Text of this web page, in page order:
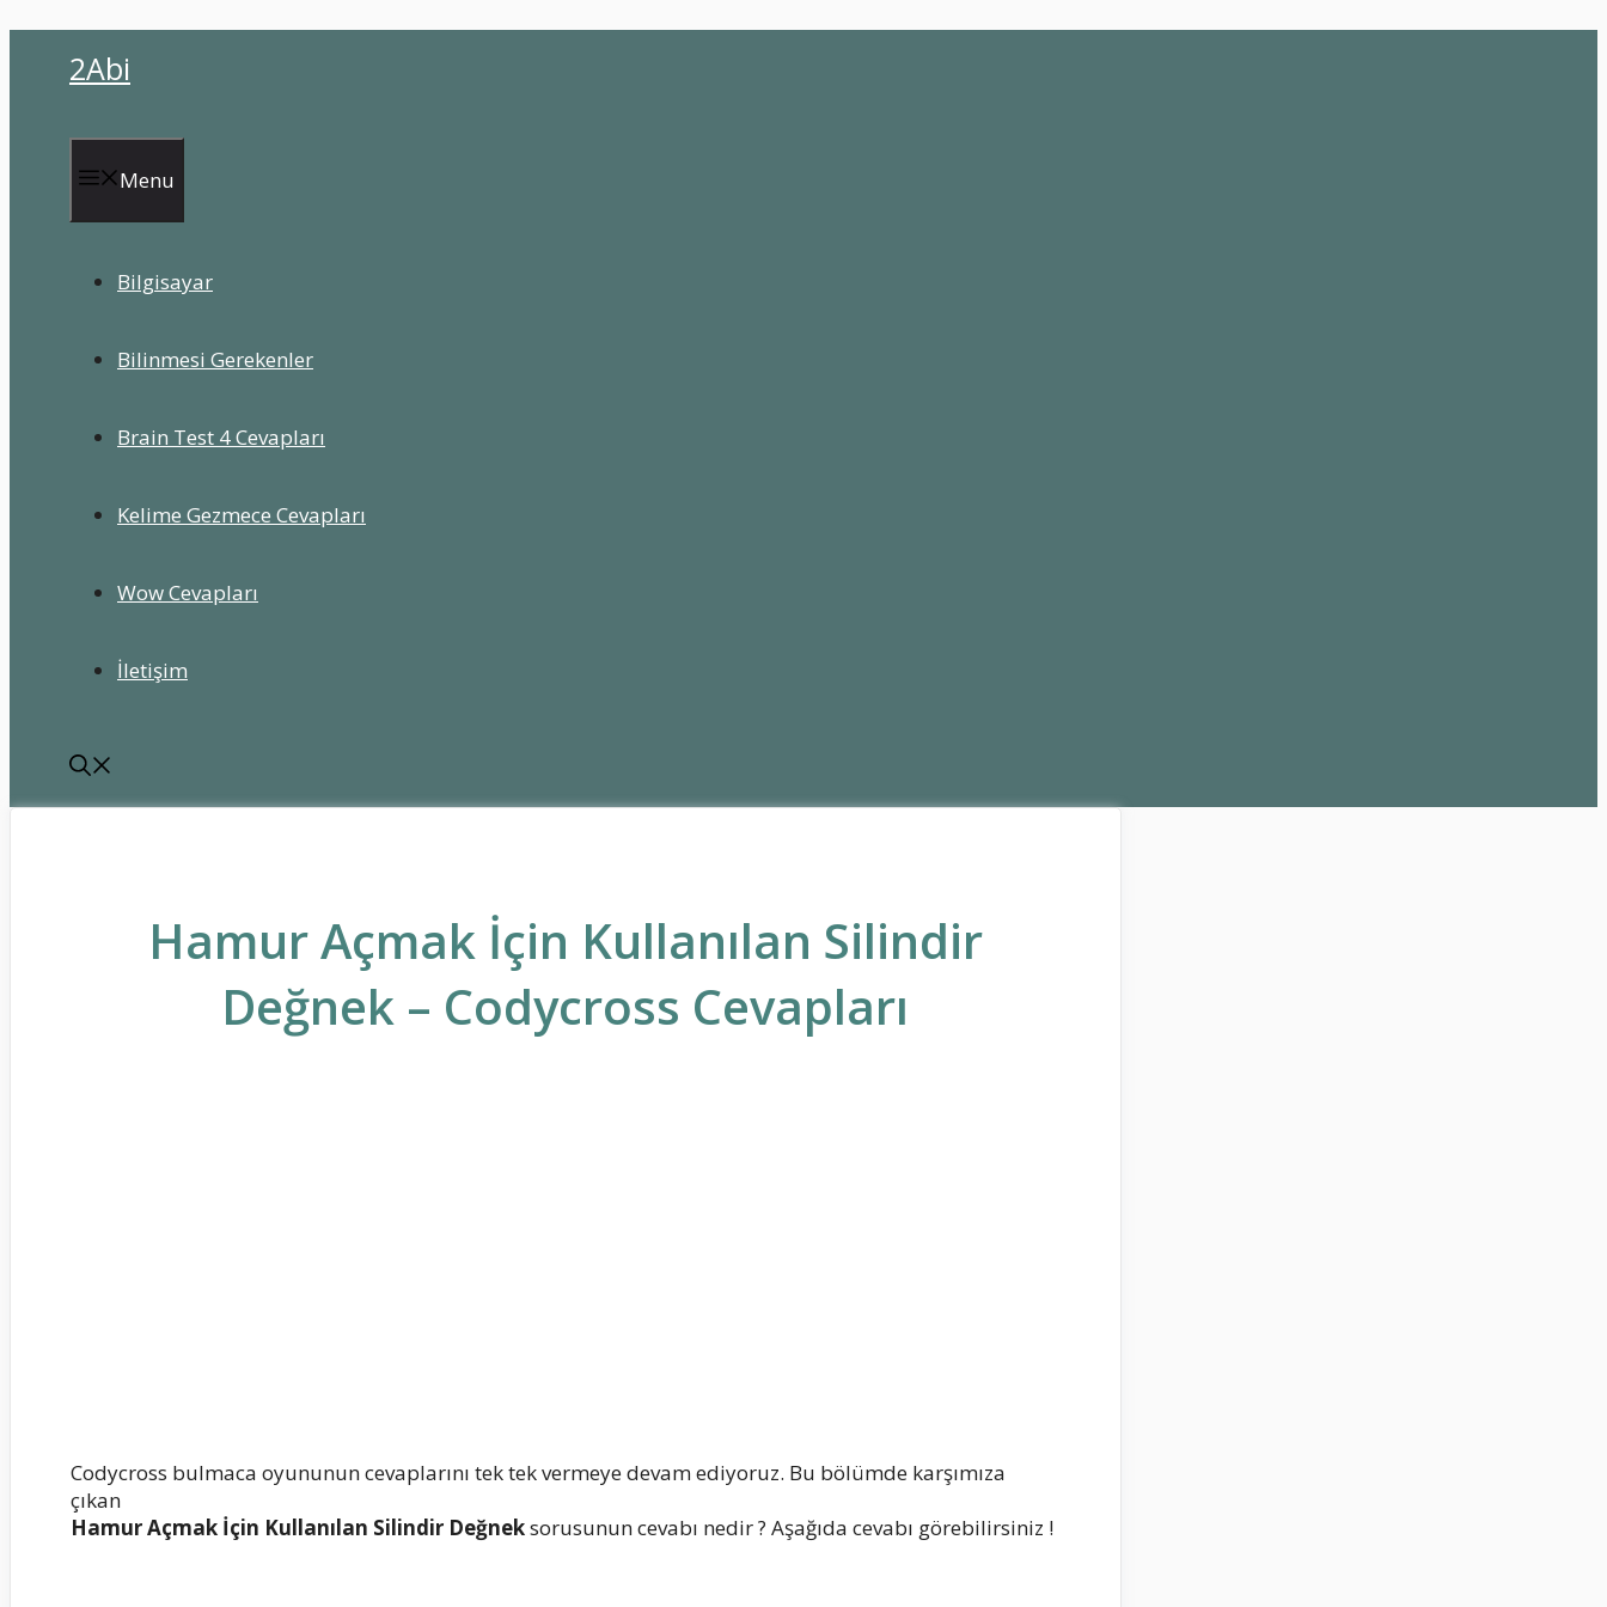
2Abi
Menu
Bilgisayar
Bilinmesi Gerekenler
Brain Test 4 Cevapları
Kelime Gezmece Cevapları
Wow Cevapları
İletişim
Hamur Açmak İçin Kullanılan Silindir
Değnek – Codycross Cevapları
Codycross bulmaca oyununun cevaplarını tek tek vermeye devam ediyoruz. Bu bölümde karşımıza
çıkan
Hamur Açmak İçin Kullanılan Silindir Değneksorusunun cevabı nedir ? Aşağıda cevabı görebilirsiniz !